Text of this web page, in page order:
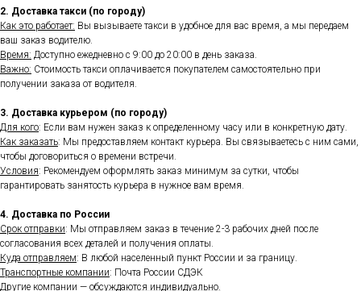
2. Доставка такси (по городу)
Как это работает: Вы вызываете такси в удобное для вас время, а мы передаем
ваш заказ водителю.
Время: Доступно ежедневно с 9:00 до 20:00 в день заказа.
Важно: Стоимость такси оплачивается покупателем самостоятельно при
получении заказа от водителя.
3. Доставка курьером (по городу)
Для кого: Если вам нужен заказ к определенному часу или в конкретную дату.
Как заказать: Мы предоставляем контакт курьера. Вы связываетесь с ним сами,
чтобы договориться о времени встречи.
Условия: Рекомендуем оформлять заказ минимум за сутки, чтобы
гарантировать занятость курьера в нужное вам время.
4. Доставка по России
Срок отправки: Мы отправляем заказ в течение 2-3 рабочих дней после
согласования всех деталей и получения оплаты.
Куда отправляем: В любой населенный пункт России и за границу.
Транспортные компании: Почта России СДЭК
Другие компании — обсуждаются индивидуально.